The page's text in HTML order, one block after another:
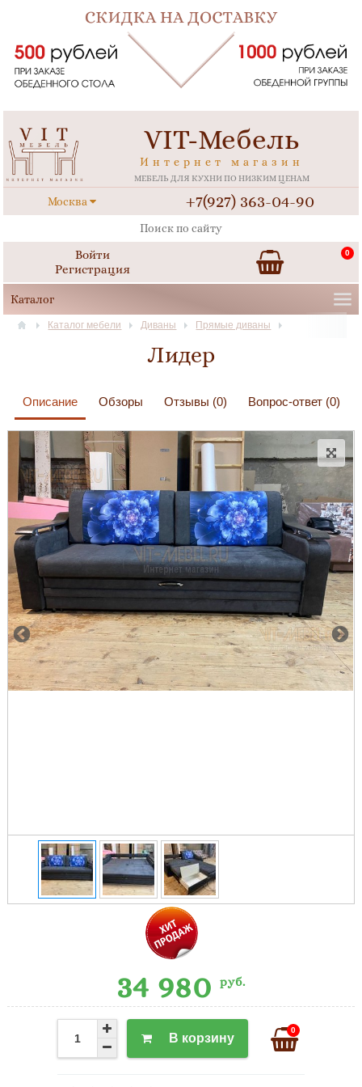
VIT-Мебель
Интернет магазин
МЕБЕЛЬ ДЛЯ КУХНИ ПО НИЗКИМ ЦЕНАМ
Москва +7(927) 363-04-90
Войти
Регистрация
0
Каталог мебели Диваны Прямые диваны
Лидер
Описание Обзоры Отзывы (0) Вопрос-ответ (0)
34 980 руб.
В корзину
0